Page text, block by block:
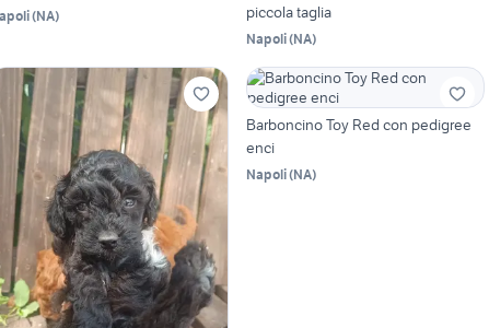
(NA)
piccola taglia
Napoli(NA)
Barboncino Toy Red con pedigree
enci
Napoli(NA)